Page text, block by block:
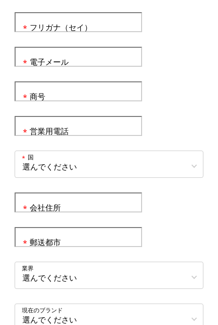
フリガナ（セイ）
*
電子メール
*
商号
*
営業用電話
*
国
*
会社住所
*
郵送都市
*
業界
現在のブランド